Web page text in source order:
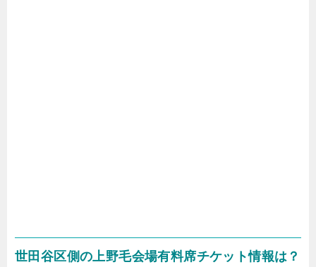
世田谷区側の上野毛会場有料席チケット情報は？